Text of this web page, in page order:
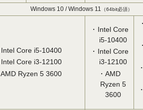
Windows 10 / Windows 11 （64bit必須）
Intel Core i5-10400
Intel Core i3-12100
AMD Ryzen 5 3600
Intel Core
i5-10400
Intel Core
i3-12100
AMD
Ryzen 5
3600